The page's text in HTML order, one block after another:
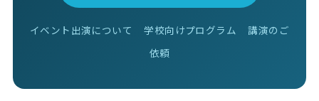
イベント出演について 学校向けプログラム
講演のご
依頼